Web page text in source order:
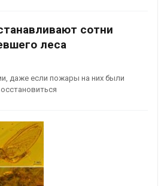
сотни
леса
даже если пожары на них были